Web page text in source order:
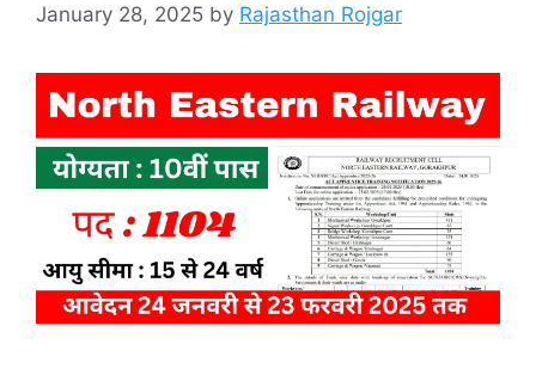
January 28, 2025 by Rajasthan Rojgar